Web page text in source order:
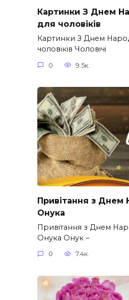
Картинки З Днем
для чоловіків​
Картинки З Днем
чоловіків​ Чоловічі
0 9.5к.
Привітання з Днем
Онука
Привітання з Днем
Онука Онук –
0 7.4к.